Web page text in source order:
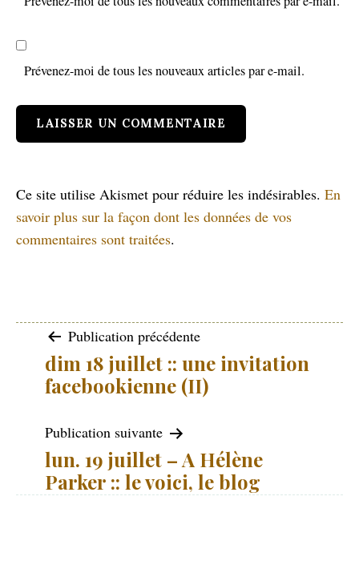
Prévenez-moi de tous les nouveaux articles par e-mail.
Ce site utilise Akismet pour réduire les indésirables. En
savoir plus sur la façon dont les données de vos
commentaires sont traitées.
Navigation
de
Publication précédente
dim 18 juillet :: une invitation
facebookienne (II)
Publication suivante
lun. 19 juillet – A Hélène
Parker :: le voici, le blog